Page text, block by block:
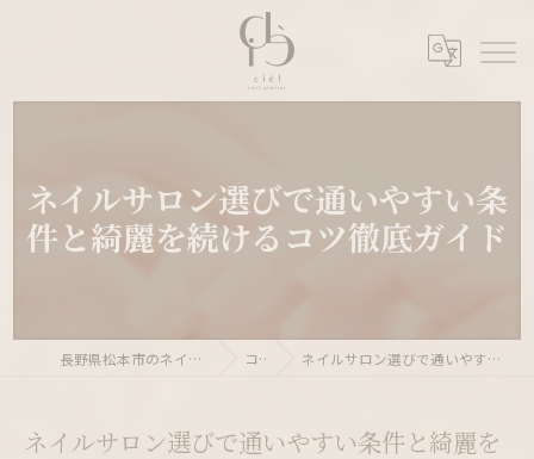
ネイルサロン選びで通いやすい条
件と綺麗を続けるコツ徹底ガイド
長野県松本市のネイルサロンならnail atelier ciél コラム ネイルサロン選びで通いやすい条件と綺麗を続けるコツ徹底ガイド
ネイルサロン選びで通いやすい条件と綺麗を